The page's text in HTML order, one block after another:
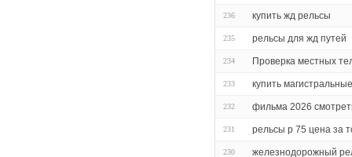
236 купить жд рельсы
235 рельсы для жд путей
234 Проверка местных
233 купить
232 фильма 2026
231 рельсы р 75 цена за
230 железнодорожный